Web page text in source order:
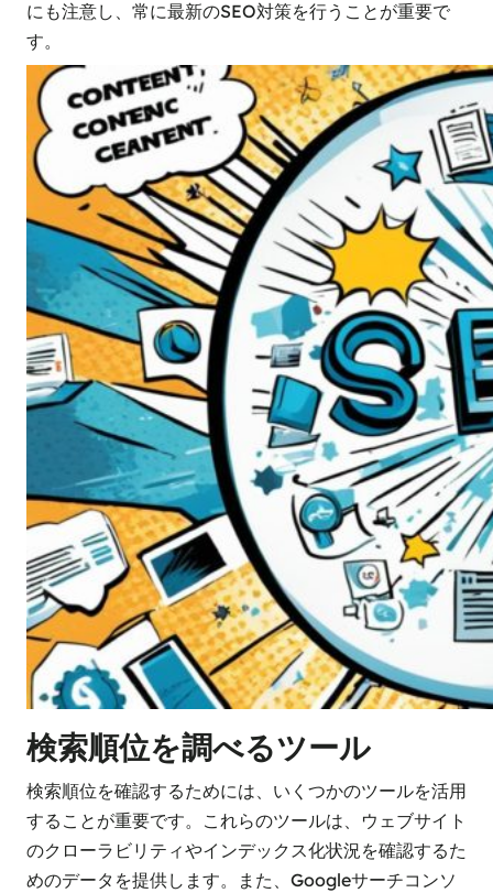
にも注意し、常に最新のSEO対策を行うことが重要で
す。
検索順位を調べるツール
検索順位を確認するためには、いくつかのツールを活用
することが重要です。これらのツールは、ウェブサイト
のクローラビリティやインデックス化状況を確認するた
めのデータを提供します。また、Googleサーチコンソ